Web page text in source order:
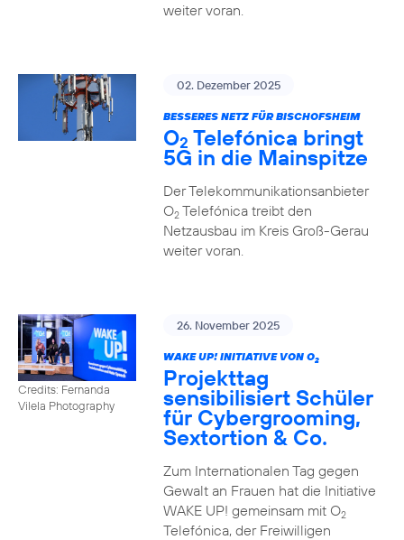
weiter voran.
02. Dezember 2025
BESSERES NETZ FÜR BISCHOFSHEIM
O2 Telefónica bringt
5G in die Mainspitze
Der Telekommunikationsanbieter
O2Telefónica treibt den
Netzausbau im Kreis Groß-Gerau
weiter voran.
Credits: Fernanda
Vilela Photography
26. November 2025
WAKE UP! INITIATIVE VON O2
Projekttag
sensibilisiert Schüler
für Cybergrooming,
Sextortion & Co.
Zum Internationalen Tag gegen
Gewalt an Frauen hat die Initiative
WAKE UP! gemeinsam mit O2
Telefónica, der Freiwilligen